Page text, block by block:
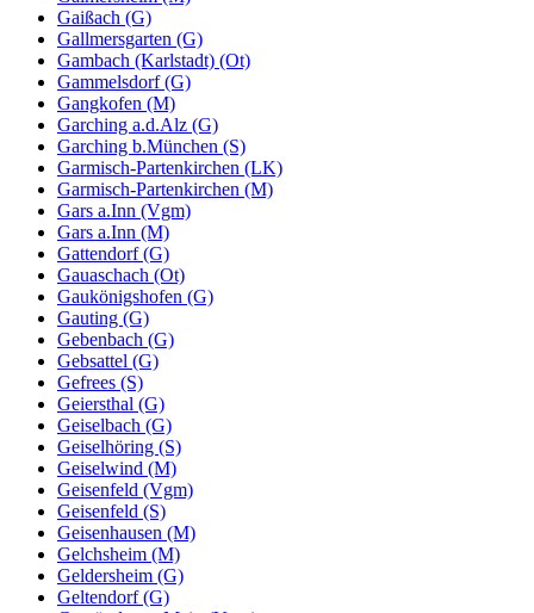
Gaißach (G)
Gallmersgarten (G)
Gambach (Karlstadt) (Ot)
Gammelsdorf (G)
Gangkofen (M)
Garching a.d.Alz (G)
Garching b.München (S)
Garmisch-Partenkirchen (LK)
Garmisch-Partenkirchen (M)
Gars a.Inn (Vgm)
Gars a.Inn (M)
Gattendorf (G)
Gauaschach (Ot)
Gaukönigshofen (G)
Gauting (G)
Gebenbach (G)
Gebsattel (G)
Gefrees (S)
Geiersthal (G)
Geiselbach (G)
Geiselhöring (S)
Geiselwind (M)
Geisenfeld (Vgm)
Geisenfeld (S)
Geisenhausen (M)
Gelchsheim (M)
Geldersheim (G)
Geltendorf (G)